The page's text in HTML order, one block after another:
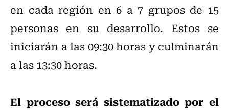
en cada región en 6 a 7 grupos de 15
personas en su desarrollo. Estos se
iniciarán a las 09:30 horas y culminarán
a las 13:30 horas.
El proceso será sistematizado por el